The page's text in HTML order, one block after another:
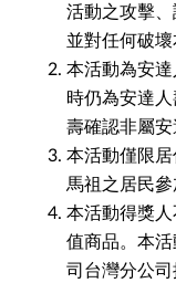
活動之攻擊、
並對任何破壞
本活動為安
時仍為安達
壽確認非屬安
本活動僅限居
馬祖之居民參
本活動得獎
值商品。本
司台灣分公司